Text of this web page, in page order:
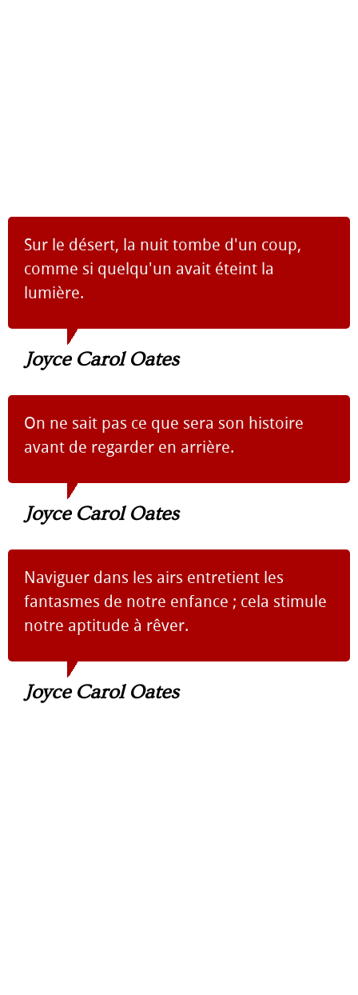
Sur le désert, la nuit tombe d'un coup,
comme si quelqu'un avait éteint la
lumière.
Joyce Carol Oates
On ne sait pas ce que sera son histoire
avant de regarder en arrière.
Joyce Carol Oates
Naviguer dans les airs entretient les
fantasmes de notre enfance ; cela stimule
notre aptitude à rêver.
Joyce Carol Oates